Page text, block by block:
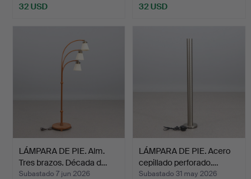
32 USD 32 USD
LÁMPARA DE PIE. Alm.
Tres brazos. Década d…
Subastado 7 jun 2026
LÁMPARA DE PIE. Acero
cepillado perforado.…
Subastado 31 may 2026